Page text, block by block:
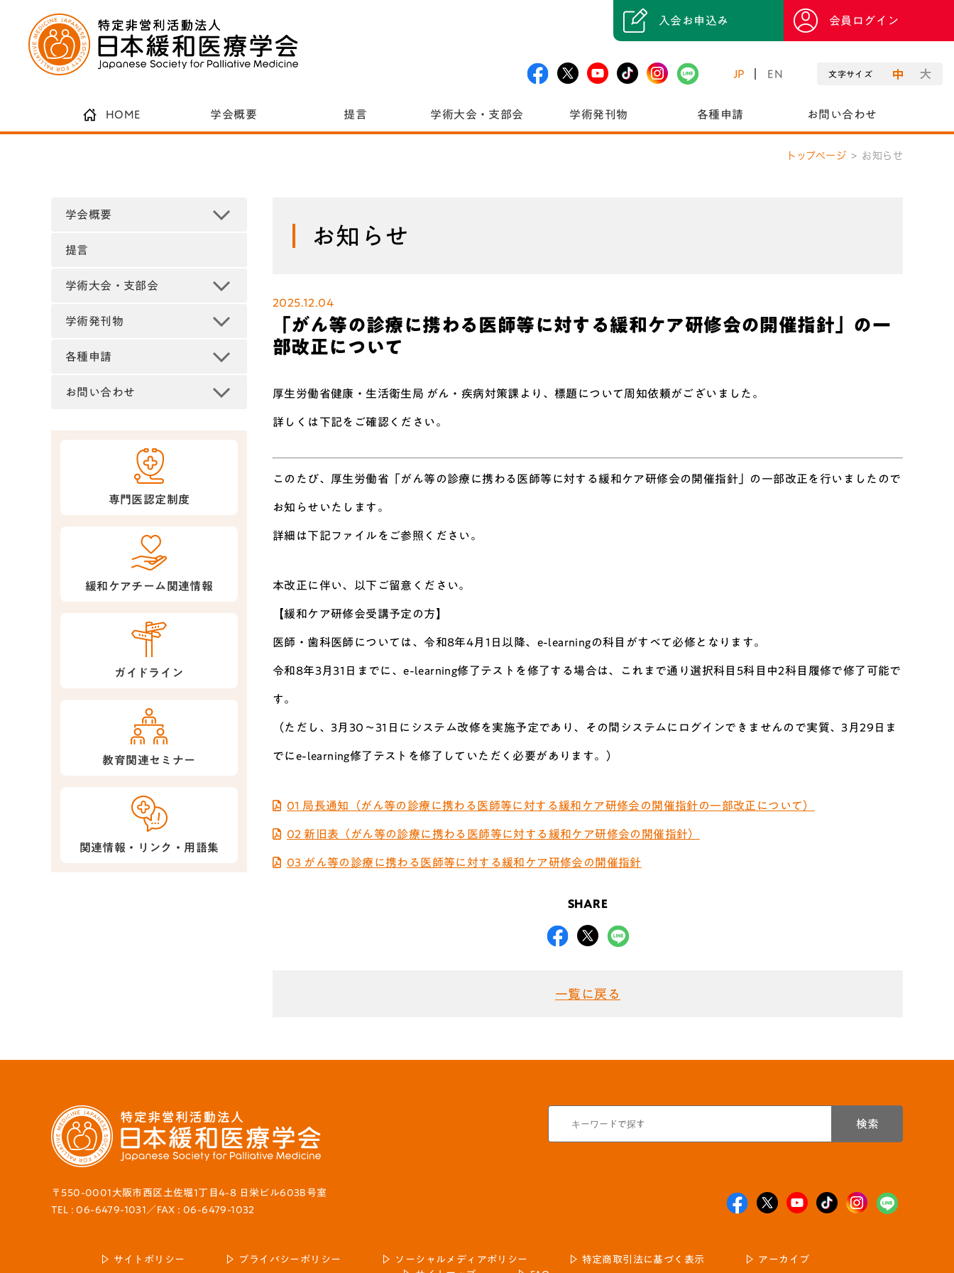
入会お申込み 会員ログイン
JP EN 文字サイズ
HOME 学会概要 提言 学術大会・支部会 学術発刊物 各種申請 お問い合わせ
トップページ お知らせ
学会概要
提言
学術大会・支部会
学術発刊物
各種申請
お問い合わせ
専門医認定制度
緩和ケアチーム関連情報
ガイドライン
教育関連セミナー
関連情報・リンク・用語集
お知らせ
2025.12.04
「がん等の診療に携わる医師等に対する緩和ケア研修会の開催指針」の一
部改正について
厚生労働省健康・生活衛生局 がん・疾病対策課より、標題について周知依頼がございました。
詳しくは下記をご確認ください。
このたび、厚生労働省「がん等の診療に携わる医師等に対する緩和ケア研修会の開催指針」の一部改正を行いましたので
お知らせいたします。
詳細は下記ファイルをご参照ください。
本改正に伴い、以下ご留意ください。
【緩和ケア研修会受講予定の方】
医師・歯科医師については、令和8年4月1日以降、e-learningの科目がすべて必修となります。
令和8年3月31日までに、e-learning修了テストを修了する場合は、これまで通り選択科目5科目中2科目履修で修了可能で
す。
（ただし、3月30～31日にシステム改修を実施予定であり、その間システムにログインできませんので実質、3月29日ま
でにe-learning修了テストを修了していただく必要があります。）
01 局長通知（がん等の診療に携わる医師等に対する緩和ケア研修会の開催指針の一部改正について）
02 新旧表（がん等の診療に携わる医師等に対する緩和ケア研修会の開催指針）
03 がん等の診療に携わる医師等に対する緩和ケア研修会の開催指針
SHARE
一覧に戻る
〒550-0001大阪市西区土佐堀1丁目4-8 日栄ビル603B号室
TEL : 06-6479-1031／FAX : 06-6479-1032
検索
サイトポリシー プライバシーポリシー ソーシャルメディアポリシー 特定商取引法に基づく表示
アーカイブ